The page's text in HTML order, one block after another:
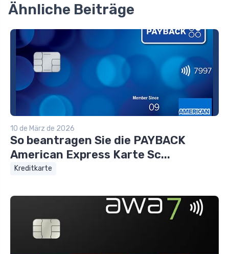
Ähnliche Beiträge
10 de März de 2026
So beantragen Sie die PAYBACK
American Express Karte Sc...
Kreditkarte